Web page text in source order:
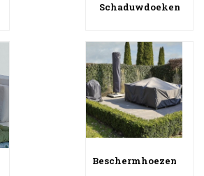
Schaduwdoeken
Beschermhoezen